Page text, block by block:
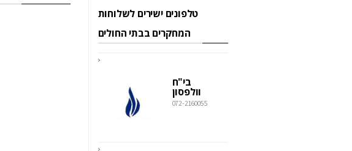
טלפונים ישירים לשלוחות
המחקרים בבתי החולים
בי"ח
וולפסון
072-2160055